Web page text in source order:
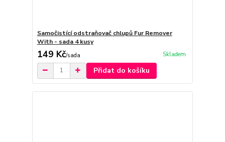
Samočistící odstraňovač chlupů Fur Remover
With - sada 4 kusy
149 Kč/sada Skladem
Přidat do košíku